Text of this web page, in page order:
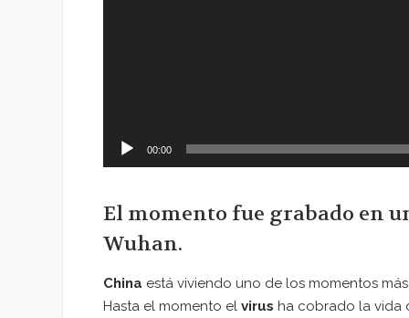
00:00
El momento fue grabado en
Wuhan.
China está viviendo uno de los momentos
Hasta el momento el virus ha cobrado la vida